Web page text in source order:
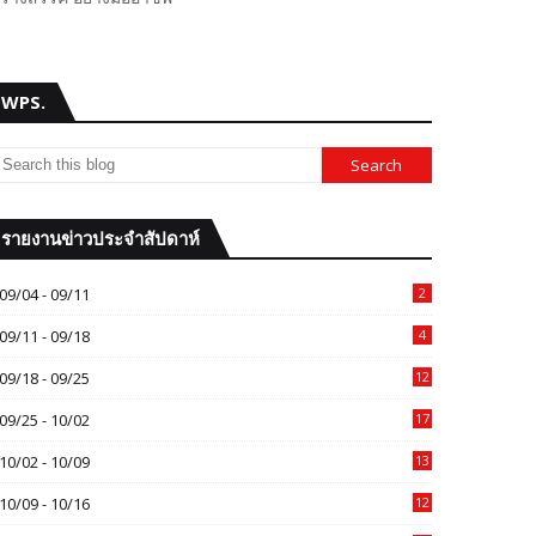
WPS.
รายงานข่าวประจำสัปดาห์
09/04 - 09/11 2
09/11 - 09/18 4
09/18 - 09/25 12
09/25 - 10/02 17
10/02 - 10/09 13
10/09 - 10/16 12